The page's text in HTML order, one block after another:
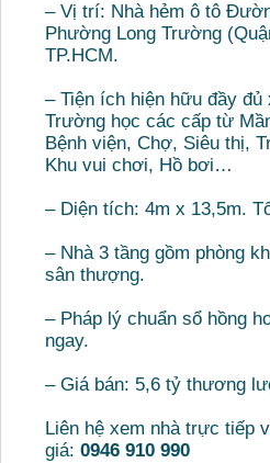
– Vị trí: Nhà hẻm ô tô
Phường Long Trường
TP.HCM.
– Tiện ích hiện hữu đầy đủ
Trường học các cấp từ
Bệnh viện, Chợ, Siêu thị,
Khu vui chơi, Hồ bơi…
– Diện tích: 4m x 13,5m.
– Nhà 3 tầng gồm phòng
sân thượng.
– Pháp lý chuẩn sổ hồng
ngay.
– Giá bán: 5,6 tỷ thương
Liên hệ xem nhà trực tiếp
giá: 0946 910 990